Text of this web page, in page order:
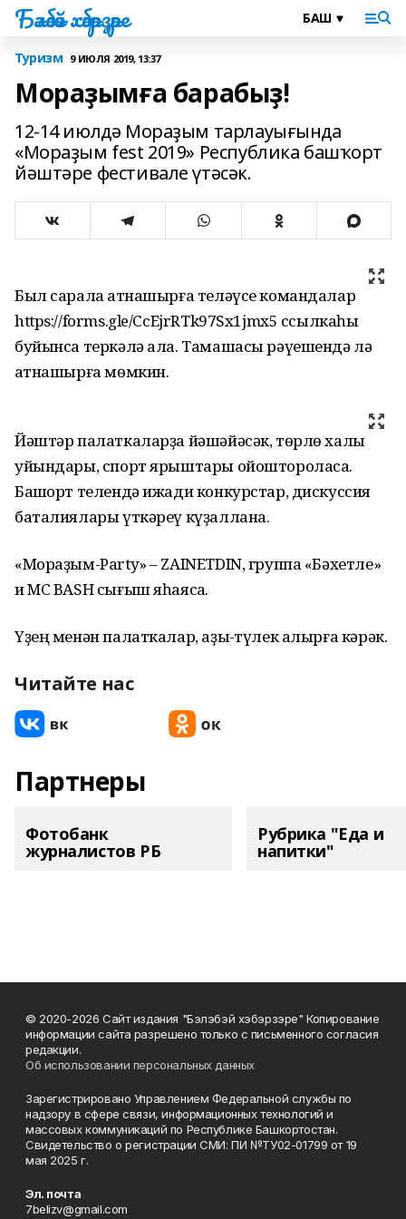
Бәләбәй хәбәрҙәре
Туризм 9 ИЮЛЯ 2019, 13:37
Мораҙымға барабыҙ!
12-14 июлдә Мораҙым тарлауығында
«Мораҙым fest 2019» Республика башҡорт
йәштәре фестивале үтәсәк.
Был сарала ҡатнашырға теләүсе командалар
https://forms.gle/CcEjrRTk97Sx1jmx5 ссылкаһы
буйынса теркәлә ала. Тамашасы рәүешендә лә
ҡатнашырға мөмкин.
Йәштәр палаткаларҙа йәшәйәсәк, төрлө халыҡ
уйындары, спорт ярыштары ойоштороласаҡ.
Башҡорт телендә ижади конкурстар, дискуссия
баталиялары үткәреү күҙаллана.
«Мораҙым-Party» – ZAINETDIN, группа «Бәхетле»
и MC BASH сығыш яһаясаҡ.
Үҙең менән палаткалар, аҙыҡ-түлек алырға кәрәк.
Читайте нас
Партнеры
Фотобанк
журналистов РБ
Рубрика "Еда и
напитки"
© 2020-2026 Сайт издания "Бэлэбэй хэбэрзэре" Копирование
информации сайта разрешено только с письменного согласия
редакции.
Об использовании персональных данных
Зарегистрировано Управлением Федеральной службы по
надзору в сфере связи, информационных технологий и
массовых коммуникаций по Республике Башкортостан.
Свидетельство о регистрации СМИ: ПИ №ТУ02-01799 от 19
мая 2025 г.
Эл. почта
7belizv@gmail.com